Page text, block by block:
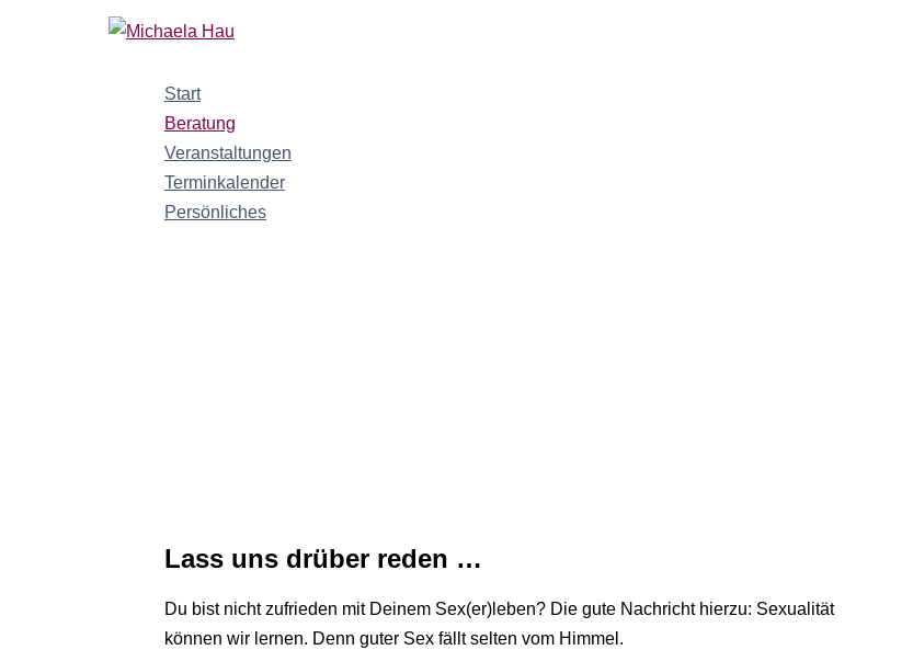
Start
Beratung
Veranstaltungen
Terminkalender
Persönliches
Lass uns drüber reden …
Du bist nicht zufrieden mit Deinem Sex(er)leben? Die gute Nachricht hierzu: Sexualität
können wir lernen. Denn guter Sex fällt selten vom Himmel.